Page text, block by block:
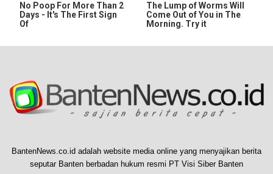
No Poop For More Than 2
Days - It's The First Sign
Of
The Lump of Worms Will
Come Out of You in The
Morning. Try it
BantenNews.co.id adalah website media online yang menyajikan berita
seputar Banten berbadan hukum resmi PT Visi Siber Banten